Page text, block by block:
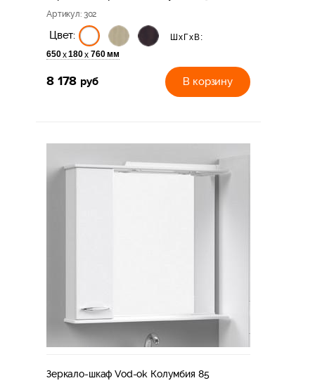
Артикул: 302
Цвет:
ШхГхВ:
650х 180х 760 мм
8 178 руб В корзину
Зеркало-шкаф Vod-ok Колумбия 85